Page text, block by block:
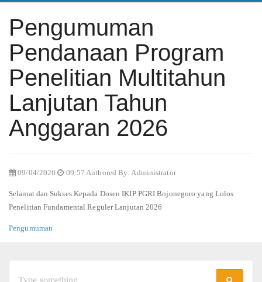
Pengumuman
Pendanaan Program
Penelitian Multitahun
Lanjutan Tahun
Anggaran 2026
09/04/2026 09:57 Authored By: Administrator
Selamat dan Sukses Kepada Dosen IKIP PGRI Bojonegoro yang Lolos
Penelitian Fundamental Reguler Lanjutan 2026
Pengumuman